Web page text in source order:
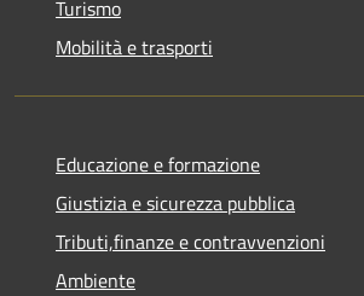
Turismo
Mobilità e trasporti
Educazione e formazione
Giustizia e sicurezza pubblica
Tributi,finanze e contravvenzioni
Ambiente